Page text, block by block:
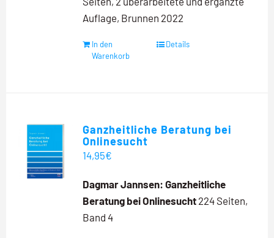
Auflage, Brunnen 2022
In den
Warenkorb
Details
Ganzheitliche Beratung bei
Onlinesucht
14,95€
Dagmar Jannsen: Ganzheitliche
Beratung bei Onlinesucht224 Seiten,
Band 4